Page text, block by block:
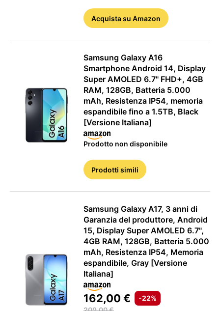
Acquistasu Amazon
Samsung Galaxy A16
Smartphone Android 14, Display
Super AMOLED 6.7" FHD+, 4GB
RAM, 128GB, Batteria 5.000
mAh, Resistenza IP54, memoria
espandibile fino a 1.5TB, Black
[Versione Italiana]
Prodotto non disponibile
Prodotti simili
Samsung Galaxy A17, 3 anni di
Garanzia del produttore, Android
15, Display Super AMOLED 6.7",
4GB RAM, 128GB, Batteria 5.000
mAh, Resistenza IP54, Memoria
espandibile, Gray [Versione
Italiana]
162,00 €
-22%